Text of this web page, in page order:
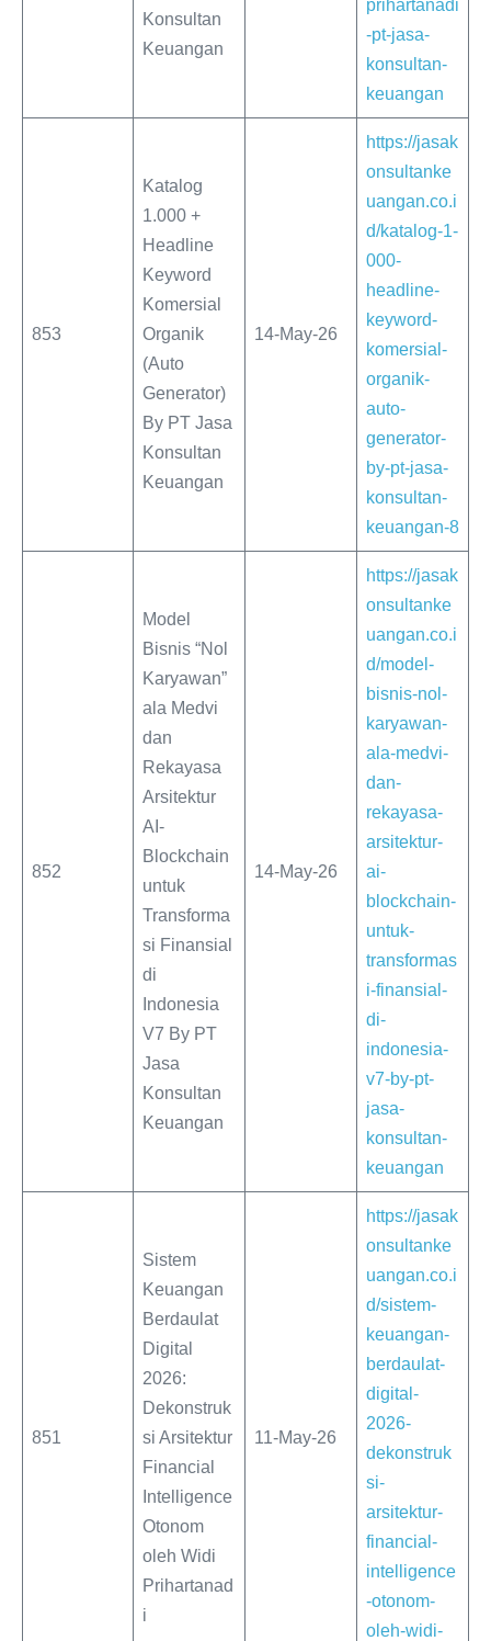
Konsultan
Keuangan
prihartanadi
-pt-jasa-
konsultan-
keuangan
853
Katalog
1.000 +
Headline
Keyword
Komersial
Organik
(Auto
Generator)
By PT Jasa
Konsultan
Keuangan
14-May-26
https://jasak
onsultanke
uangan.co.i
d/katalog-1-
000-
headline-
keyword-
komersial-
organik-
auto-
generator-
by-pt-jasa-
konsultan-
keuangan-8
852
Model
Bisnis “Nol
Karyawan”
ala Medvi
dan
Rekayasa
Arsitektur
AI-
Blockchain
untuk
Transforma
si Finansial
di
Indonesia
V7 By PT
Jasa
Konsultan
Keuangan
14-May-26
https://jasak
onsultanke
uangan.co.i
d/model-
bisnis-nol-
karyawan-
ala-medvi-
dan-
rekayasa-
arsitektur-
ai-
blockchain-
untuk-
transformas
i-finansial-
di-
indonesia-
v7-by-pt-
jasa-
konsultan-
keuangan
851
Sistem
Keuangan
Berdaulat
Digital
2026:
Dekonstruk
si Arsitektur
Financial
Intelligence
Otonom
oleh Widi
Prihartanad
i
11-May-26
https://jasak
onsultanke
uangan.co.i
d/sistem-
keuangan-
berdaulat-
digital-
2026-
dekonstruk
si-
arsitektur-
financial-
intelligence
-otonom-
oleh-widi-